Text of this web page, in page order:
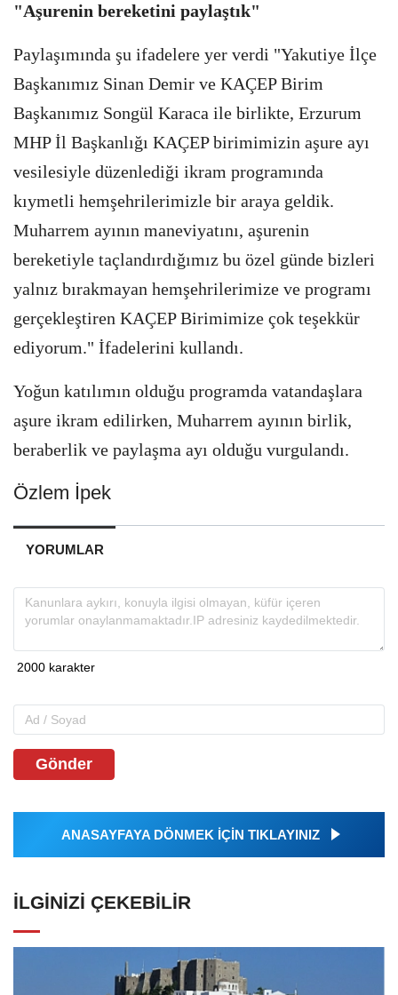
"Aşurenin bereketini paylaştık"
Paylaşımında şu ifadelere yer verdi "Yakutiye İlçe
Başkanımız Sinan Demir ve KAÇEP Birim
Başkanımız Songül Karaca ile birlikte, Erzurum
MHP İl Başkanlığı KAÇEP birimimizin aşure ayı
vesilesiyle düzenlediği ikram programında
kıymetli hemşehrilerimizle bir araya geldik.
Muharrem ayının maneviyatını, aşurenin
bereketiyle taçlandırdığımız bu özel günde bizleri
yalnız bırakmayan hemşehrilerimize ve programı
gerçekleştiren KAÇEP Birimimize çok teşekkür
ediyorum." İfadelerini kullandı.
Yoğun katılımın olduğu programda vatandaşlara
aşure ikram edilirken, Muharrem ayının birlik,
beraberlik ve paylaşma ayı olduğu vurgulandı.
Özlem İpek
YORUMLAR
Gönder
ANASAYFAYA DÖNMEK İÇİN TIKLAYINIZ
İLGINIZI ÇEKEBILIR